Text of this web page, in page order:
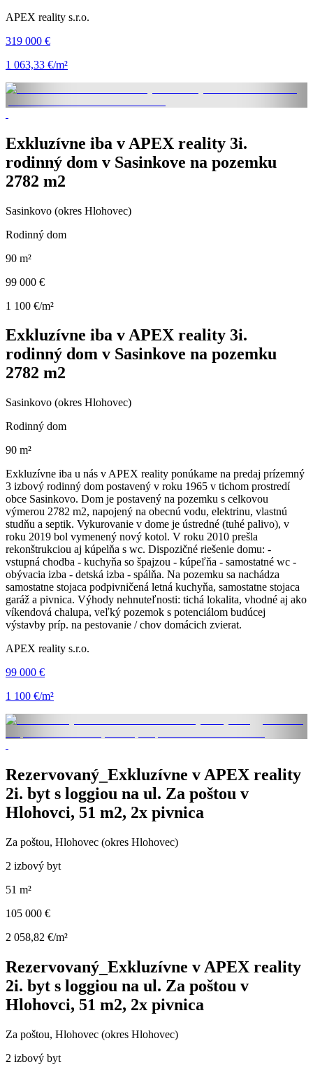
APEX reality s.r.o.
319 000 €
1 063,33 €/m²
Exkluzívne iba v APEX reality 3i.
rodinný dom v Sasinkove na pozemku
2782 m2
Sasinkovo (okres Hlohovec)
Rodinný dom
90 m²
99 000 €
1 100 €/m²
Exkluzívne iba v APEX reality 3i.
rodinný dom v Sasinkove na pozemku
2782 m2
Sasinkovo (okres Hlohovec)
Rodinný dom
90 m²
Exkluzívne iba u nás v APEX reality ponúkame na predaj prízemný
3 izbový rodinný dom postavený v roku 1965 v tichom prostredí
obce Sasinkovo. Dom je postavený na pozemku s celkovou
výmerou 2782 m2, napojený na obecnú vodu, elektrinu, vlastnú
studňu a septik. Vykurovanie v dome je ústredné (tuhé palivo), v
roku 2019 bol vymenený nový kotol. V roku 2010 prešla
rekonštrukciou aj kúpelňa s wc. Dispozičné riešenie domu: -
vstupná chodba - kuchyňa so špajzou - kúpeľňa - samostatné wc -
obývacia izba - detská izba - spálňa. Na pozemku sa nachádza
samostatne stojaca podpivničená letná kuchyňa, samostatne stojaca
garáž a pivnica. Výhody nehnuteľnosti: tichá lokalita, vhodné aj ako
víkendová chalupa, veľký pozemok s potenciálom budúcej
výstavby príp. na pestovanie / chov domácich zvierat.
APEX reality s.r.o.
99 000 €
1 100 €/m²
Rezervovaný_Exkluzívne v APEX reality
2i. byt s loggiou na ul. Za poštou v
Hlohovci, 51 m2, 2x pivnica
Za poštou, Hlohovec (okres Hlohovec)
2 izbový byt
51 m²
105 000 €
2 058,82 €/m²
Rezervovaný_Exkluzívne v APEX reality
2i. byt s loggiou na ul. Za poštou v
Hlohovci, 51 m2, 2x pivnica
Za poštou, Hlohovec (okres Hlohovec)
2 izbový byt